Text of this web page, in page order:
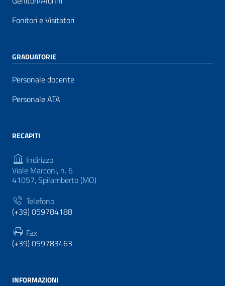
Fonitori e Visitatori
GRADUATORIE
Personale docente
Personale ATA
RECAPITI
Indirizzo
Viale Marconi, n. 6
41057, Spilamberto (MO)
Telefono
(+39) 059784188
Fax
(+39) 059783463
INFORMAZIONI